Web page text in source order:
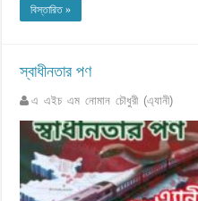
বিস্তারিত »
স্বাধীনতার পণ
এ এইচ এম নোমান চৌধুরী (এ্যানী)